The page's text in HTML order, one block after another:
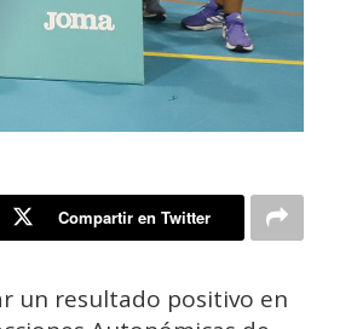
Compartir en Twitter
un resultado positivo en